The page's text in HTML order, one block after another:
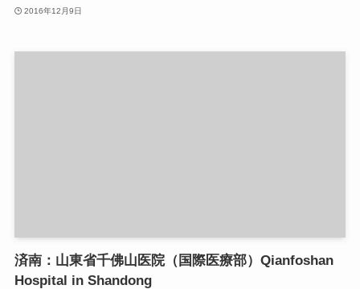
2016年12月9日
済南：山東省千佛山医院（国際医療部）Qianfoshan
Hospital in Shandong